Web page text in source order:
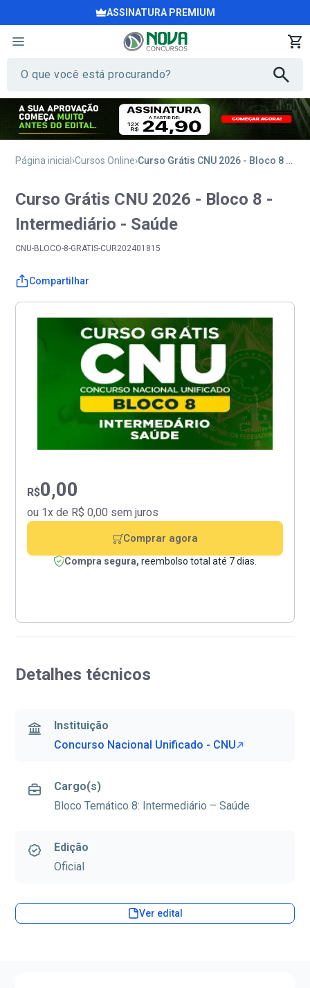
ASSINATURA PREMIUM
Página inicial Cursos Online Curso Grátis CNU 2026 - Bloco 8 - Intermediário - Saúde
Curso Grátis CNU 2026 - Bloco 8 -
Intermediário - Saúde
CNU-BLOCO-8-GRATIS-CUR202401815
Compartilhar
Detalhes técnicos
Instituição
Concurso Nacional Unificado - CNU
Cargo(s)
Bloco Temático 8: Intermediário – Saúde
Edição
Oficial
Ver edital
R$0,00
ou 1x de R$ 0,00 sem juros
Comprar agora
Compra segura, reembolso total até 7 dias.